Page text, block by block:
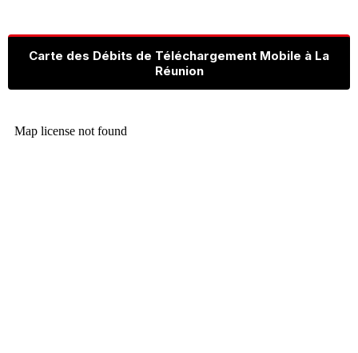
Carte des Débits de Téléchargement Mobile à La
Réunion